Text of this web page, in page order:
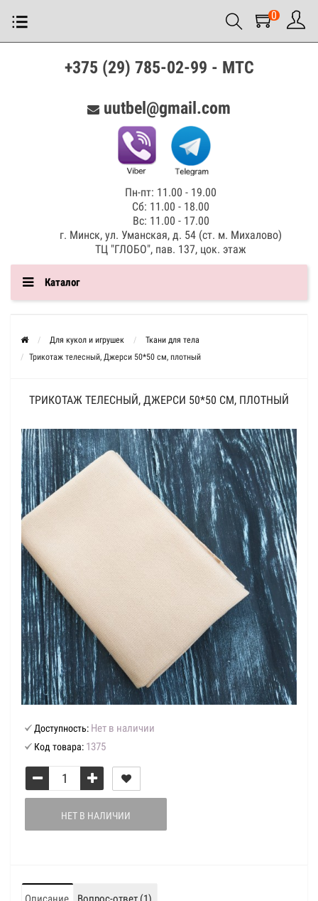
0
+375 (29) 785-02-99 - МТС
uutbel@gmail.com
Пн-пт: 11.00 - 19.00
Сб: 11.00 - 18.00
Вс: 11.00 - 17.00
г. Минск, ул. Уманская, д. 54 (ст. м. Михалово)
ТЦ "ГЛОБО", пав. 137, цок. этаж
Каталог
Для кукол и игрушек
Ткани для тела
Трикотаж телесный, Джерси 50*50 см, плотный
ТРИКОТАЖ ТЕЛЕСНЫЙ, ДЖЕРСИ 50*50 СМ, ПЛОТНЫЙ
Доступность: Нет в наличии
Код товара: 1375
НЕТ В НАЛИЧИИ